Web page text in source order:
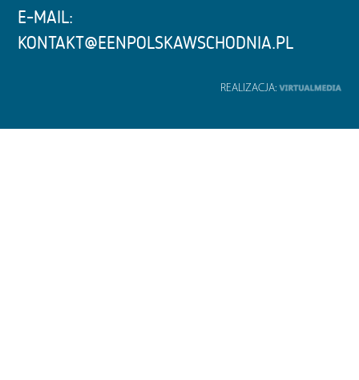
E-MAIL:
KONTAKT@EENPOLSKAWSCHODNIA.PL
REALIZACJA: